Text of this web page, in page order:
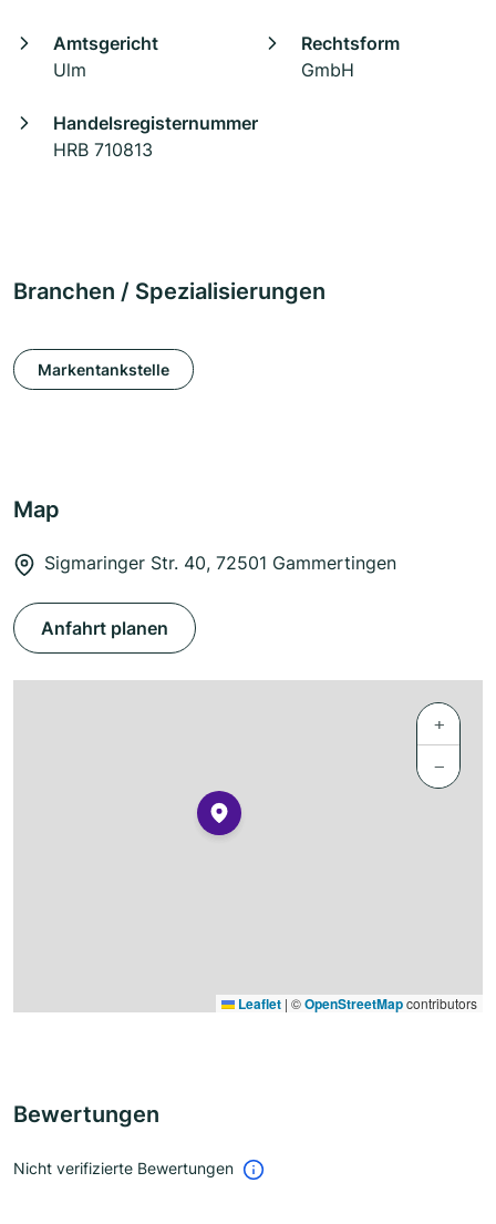
Amtsgericht
Ulm
Rechtsform
GmbH
Handelsregisternummer
HRB 710813
Branchen / Spezialisierungen
Markentankstelle
Map
Sigmaringer Str. 40, 72501 Gammertingen
Anfahrt planen
+
−
Leaflet | ©OpenStreetMapcontributors
Bewertungen
Nicht verifizierte Bewertungen